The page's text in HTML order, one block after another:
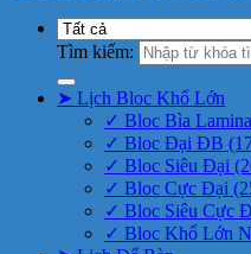
Tìm kiếm:
➤ Lịch Bloc Khổ Lớn
✓ Bloc Bìa
✓ Bloc Đại ĐB
✓ Bloc Siêu Đại
✓ Bloc Cực Đại
✓ Bloc Siêu Cực
✓ Bloc Khổ Lớn